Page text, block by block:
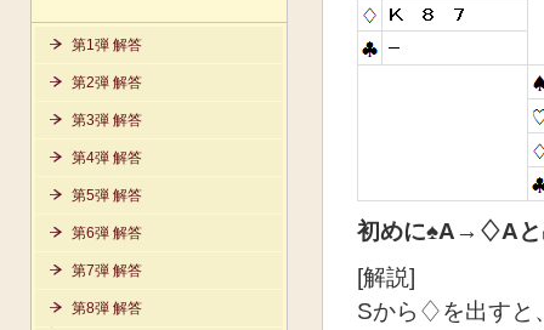
第1弾 解答
第2弾 解答
第3弾 解答
第4弾 解答
第5弾 解答
第6弾 解答
第7弾 解答
第8弾 解答
初めに♠A→♢Aと
[解説]
Sから♢を出すと